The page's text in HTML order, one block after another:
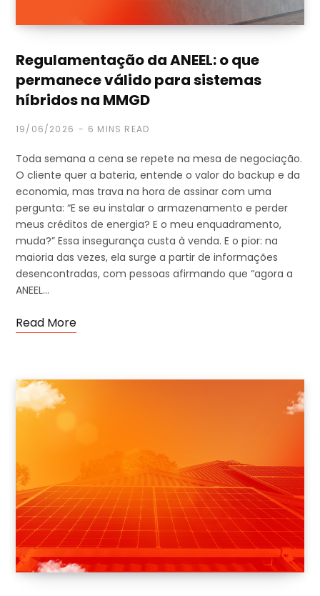
Regulamentação da ANEEL: o que
permanece válido para sistemas
híbridos na MMGD
19/06/2026 6 MINS READ
Toda semana a cena se repete na mesa de negociação.
O cliente quer a bateria, entende o valor do backup e da
economia, mas trava na hora de assinar com uma
pergunta: “E se eu instalar o armazenamento e perder
meus créditos de energia? E o meu enquadramento,
muda?” Essa insegurança custa à venda. E o pior: na
maioria das vezes, ela surge a partir de informações
desencontradas, com pessoas afirmando que “agora a
ANEEL…
Read More